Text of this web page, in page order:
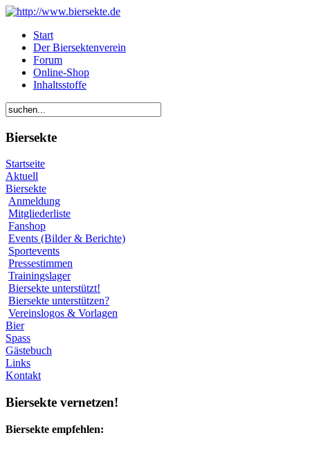
Start
Der Biersektenverein
Forum
Online-Shop
Inhaltsstoffe
Biersekte
Startseite
Aktuell
Biersekte
Anmeldung
Mitgliederliste
Fanshop
Events (Bilder & Berichte)
Sportevents
Pressestimmen
Trainingslager
Biersekte unterstützt!
Biersekte unterstützen?
Vereinslogos & Vorlagen
Bier
Spass
Gästebuch
Links
Kontakt
Biersekte vernetzen!
Biersekte empfehlen: